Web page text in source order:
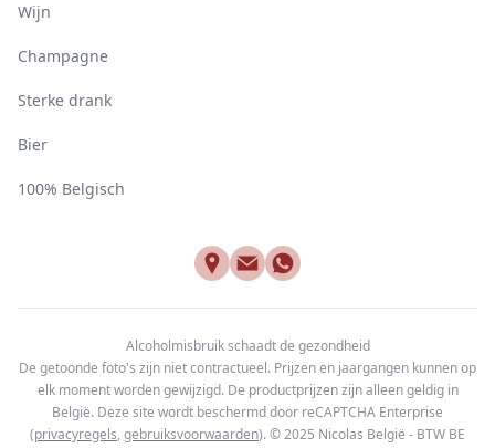
Wijn
Champagne
Sterke drank
Bier
100% Belgisch
Alcoholmisbruik schaadt de gezondheid
De getoonde foto's zijn niet contractueel. Prijzen en jaargangen kunnen op
elk moment worden gewijzigd. De productprijzen zijn alleen geldig in
België. Deze site wordt beschermd door reCAPTCHA Enterprise
(privacyregels, gebruiksvoorwaarden). © 2025 Nicolas België - BTW BE